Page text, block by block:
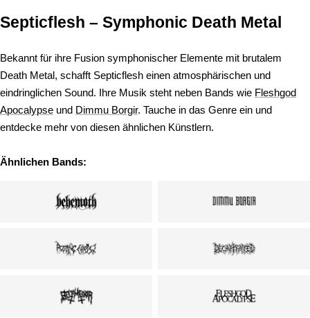
Septicflesh – Symphonic Death Metal
Bekannt für ihre Fusion symphonischer Elemente mit brutalem
Death Metal, schafft Septicflesh einen atmosphärischen und
eindringlichen Sound. Ihre Musik steht neben Bands wie Fleshgod
Apocalypse und Dimmu Borgir. Tauche in das Genre ein und
entdecke mehr von diesen ähnlichen Künstlern.
Ähnlichen Bands: